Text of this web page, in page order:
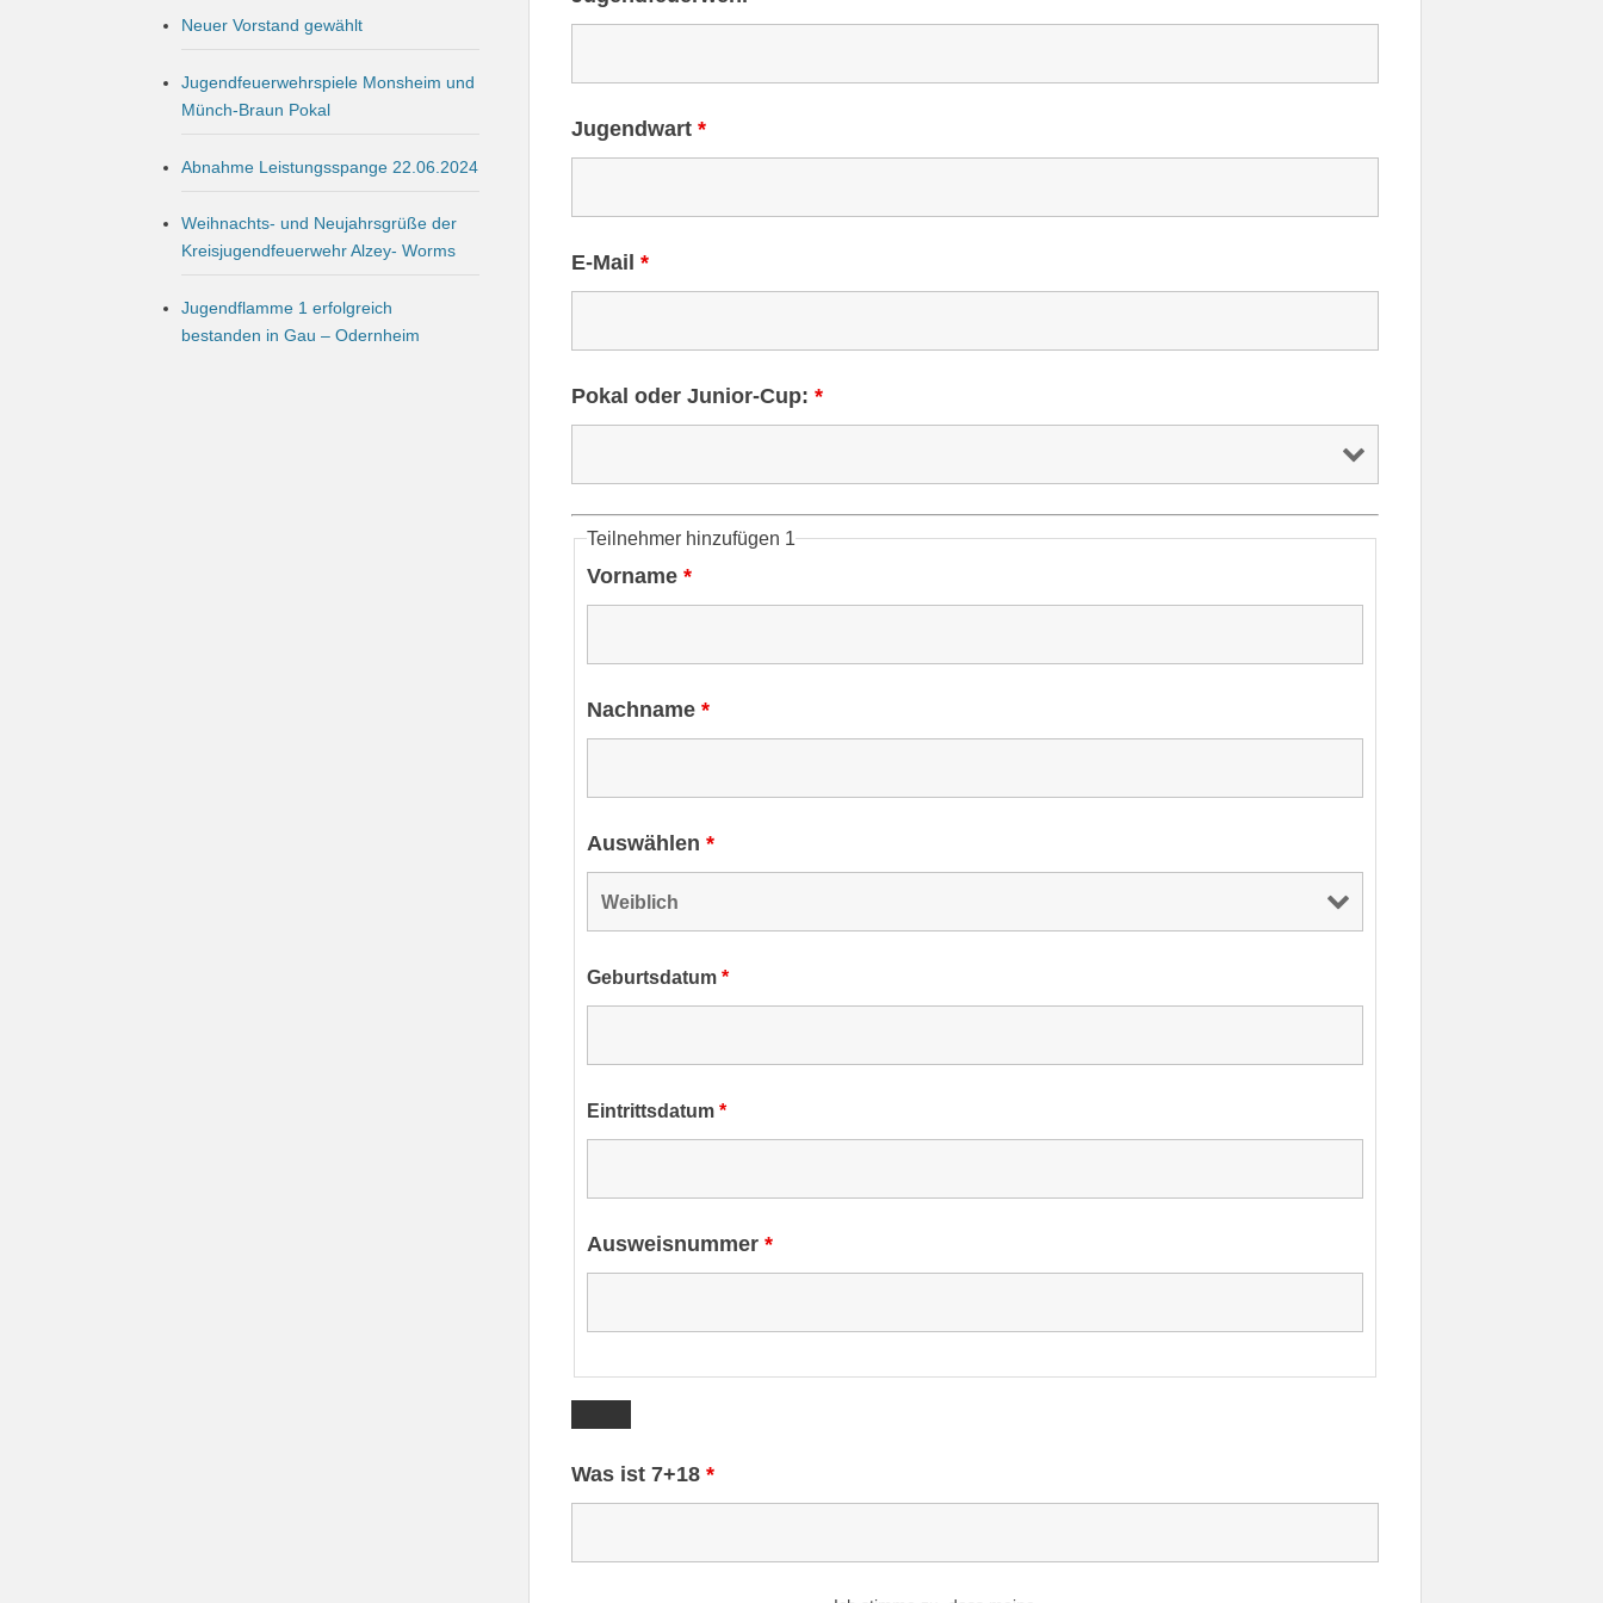
Jugendwart*
E-Mail*
Pokal oder Junior-Cup:*
Teilnehmer hinzufügen 1
Vorname*
Nachname*
Auswählen*
Geburtsdatum*
Eintrittsdatum*
Ausweisnummer*
Was ist 7+18*
Neuer Vorstand gewählt
Jugendfeuerwehrspiele Monsheim und
Münch-Braun Pokal
Abnahme Leistungsspange 22.06.2024
Weihnachts- und Neujahrsgrüße der
Kreisjugendfeuerwehr Alzey- Worms
Jugendflamme 1 erfolgreich
bestanden in Gau – Odernheim